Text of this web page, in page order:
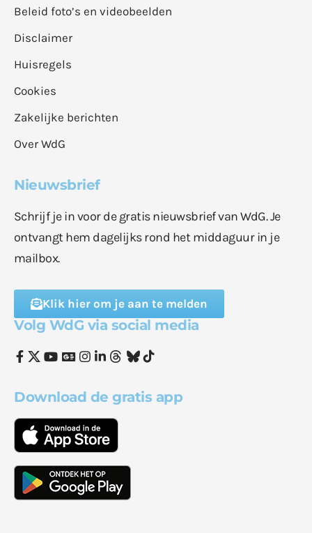
Beleid foto’s en videobeelden
Disclaimer
Huisregels
Cookies
Zakelijke berichten
Over WdG
Nieuwsbrief
Schrijf je in voor de gratis nieuwsbrief van WdG. Je
ontvangt hem dagelijks rond het middaguur in je
mailbox.
Klik hier om je aan te melden
Volg WdG via social media
Download de gratis app